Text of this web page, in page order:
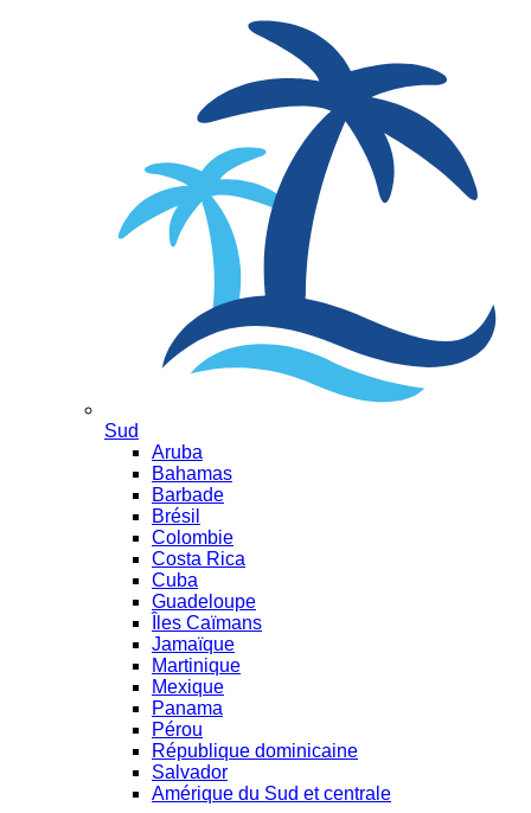
Sud
Aruba
Bahamas
Barbade
Brésil
Colombie
Costa Rica
Cuba
Guadeloupe
Îles Caïmans
Jamaïque
Martinique
Mexique
Panama
Pérou
République dominicaine
Salvador
Amérique du Sud et centrale